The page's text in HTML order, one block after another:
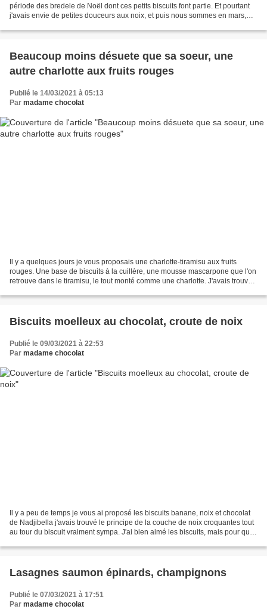
période des bredele de Noël dont ces petits biscuits font partie. Et pourtant
j'avais envie de petites douceurs aux noix, et puis nous sommes en mars,
Beaucoup moins désuete que sa soeur, une
autre charlotte aux fruits rouges
Publié le 14/03/2021 à 05:13
Par madame chocolat
Il y a quelques jours je vous proposais une charlotte-tiramisu aux fruits
rouges. Une base de biscuits à la cuillère, une mousse mascarpone que l'on
retrouve dans le tiramisu, le tout monté comme une charlotte. J'avais trouvé
Biscuits moelleux au chocolat, croute de noix
Publié le 09/03/2021 à 22:53
Par madame chocolat
Il y a peu de temps je vous ai proposé les biscuits banane, noix et chocolat
de Nadjibella j'avais trouvé le principe de la couche de noix croquantes tout
au tour du biscuit vraiment sympa. J'ai bien aimé les biscuits, mais pour qui
Lasagnes saumon épinards, champignons
Publié le 07/03/2021 à 17:51
Par madame chocolat